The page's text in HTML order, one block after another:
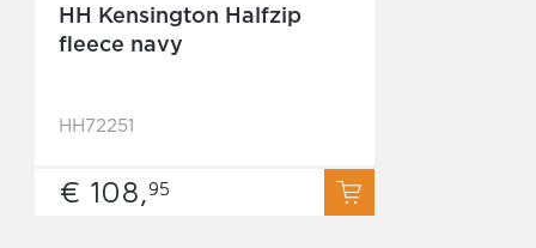
HH Kensington Halfzip
fleece navy
HH72251
€ 108,95